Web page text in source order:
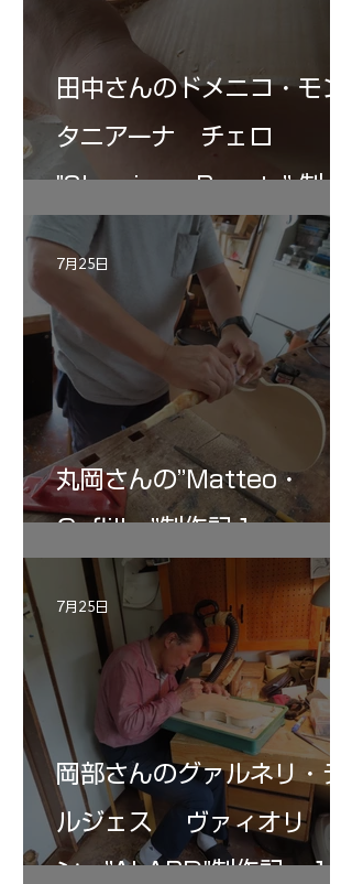
田中さんのドメニコ・モン
タニアーナ チェロ
"Sleeping・Beauty” 制作
記 30
丸岡さんの”Matteo・
Gofliller”制作記１
7月25日
岡部さんのグァルネリ・デ
ルジェス ヴァィオリ
ン ”ALARD"制作記 １2
7月25日